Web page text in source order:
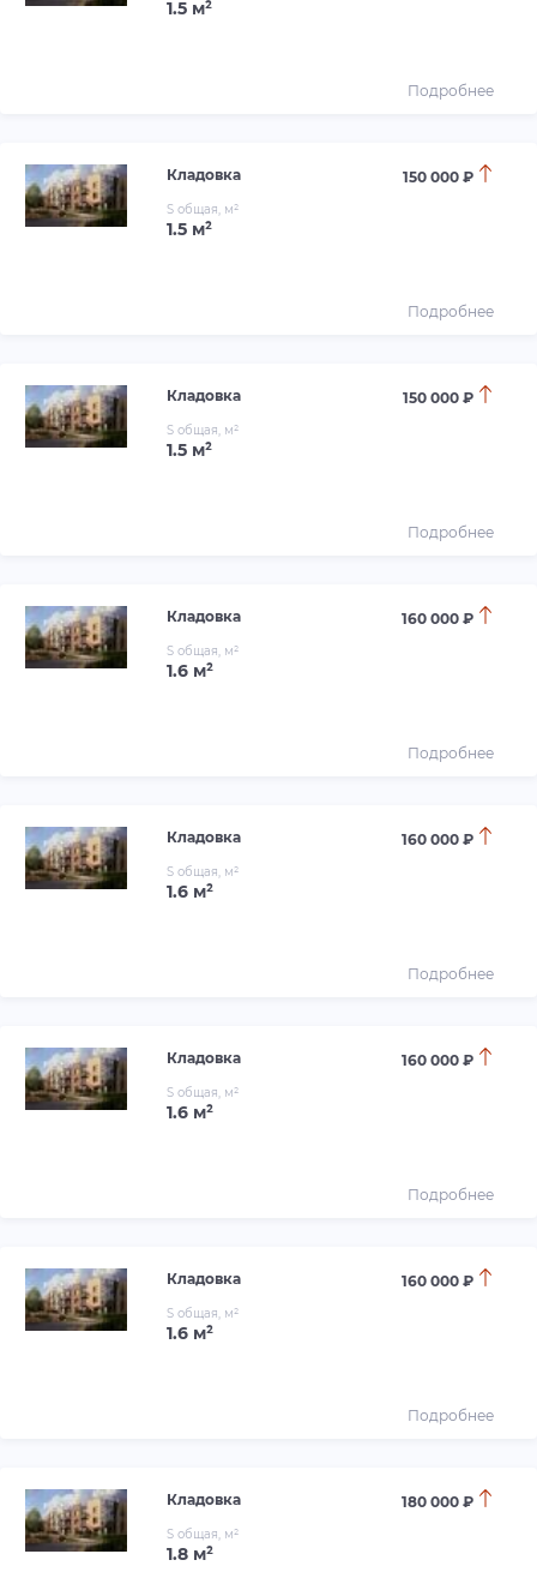
1.5 м²
Подробнее
Кладовка 150 000 ₽
S общая, м²
1.5 м²
Подробнее
Кладовка 150 000 ₽
S общая, м²
1.5 м²
Подробнее
Кладовка 160 000 ₽
S общая, м²
1.6 м²
Подробнее
Кладовка 160 000 ₽
S общая, м²
1.6 м²
Подробнее
Кладовка 160 000 ₽
S общая, м²
1.6 м²
Подробнее
Кладовка 160 000 ₽
S общая, м²
1.6 м²
Подробнее
Кладовка 180 000 ₽
S общая, м²
1.8 м²